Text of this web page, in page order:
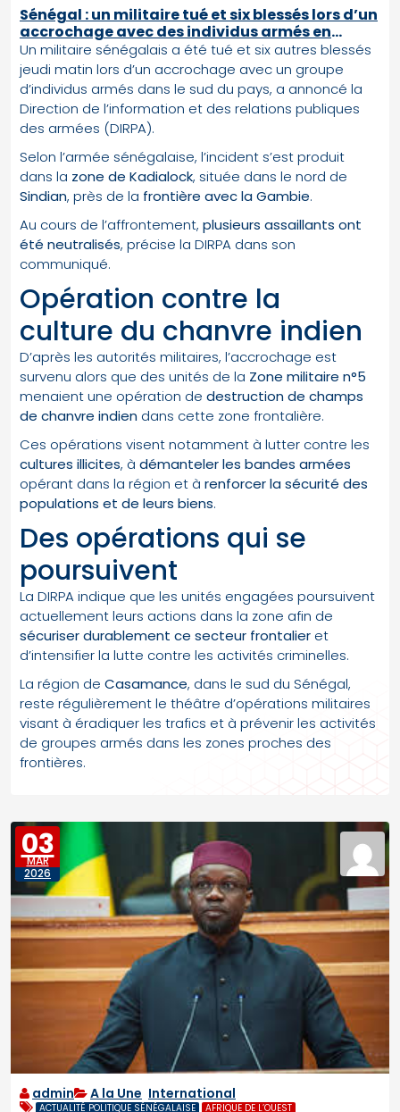
Sénégal : un militaire tué et six blessés lors d’un
accrochage avec des individus armés en
Casamance
Un militaire sénégalais a été tué et six autres blessés
jeudi matin lors d’un accrochage avec un groupe
d’individus armés dans le sud du pays, a annoncé la
Direction de l’information et des relations publiques
des armées (DIRPA).
Selon l’armée sénégalaise, l’incident s’est produit
dans la zone de Kadialock, située dans le nord de
Sindian, près de la frontière avec la Gambie.
Au cours de l’affrontement, plusieurs assaillants ont
été neutralisés, précise la DIRPA dans son
communiqué.
Opération contre la
culture du chanvre indien
D’après les autorités militaires, l’accrochage est
survenu alors que des unités de la Zone militaire n°5
menaient une opération de destruction de champs
de chanvre indien dans cette zone frontalière.
Ces opérations visent notamment à lutter contre les
cultures illicites, à démanteler les bandes armées
opérant dans la région et à renforcer la sécurité des
populations et de leurs biens.
Des opérations qui se
poursuivent
La DIRPA indique que les unités engagées poursuivent
actuellement leurs actions dans la zone afin de
sécuriser durablement ce secteur frontalier et
d’intensifier la lutte contre les activités criminelles.
La région de Casamance, dans le sud du Sénégal,
reste régulièrement le théâtre d’opérations militaires
visant à éradiquer les trafics et à prévenir les activités
de groupes armés dans les zones proches des
frontières.
03
MAR
2026
admin A la Une International
ACTUALITÉ POLITIQUE SÉNÉGALAISE AFRIQUE DE L’OUEST